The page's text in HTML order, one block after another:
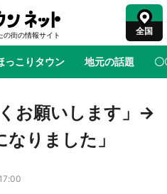
全国
っこりタウン 地元の話題 〇
あの時はありがとう 物語がはじ
で「聖地」が生産されてます
お願いします」→
りました」